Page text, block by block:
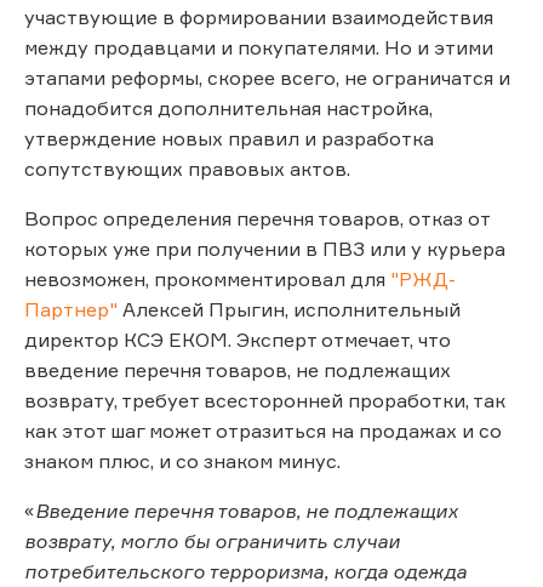
участвующие в формировании взаимодействия
между продавцами и покупателями. Но и этими
этапами реформы, скорее всего, не ограничатся и
понадобится дополнительная настройка,
утверждение новых правил и разработка
сопутствующих правовых актов.
Вопрос определения перечня товаров, отказ от
которых уже при получении в ПВЗ или у курьера
невозможен, прокомментировал для "РЖД-
Партнер" Алексей Прыгин, исполнительный
директор КСЭ ЕКОМ. Эксперт отмечает, что
введение перечня товаров, не подлежащих
возврату, требует всесторонней проработки, так
как этот шаг может отразиться на продажах и со
знаком плюс, и со знаком минус.
«Введение перечня товаров, не подлежащих
возврату, могло бы ограничить случаи
потребительского терроризма, когда одежда